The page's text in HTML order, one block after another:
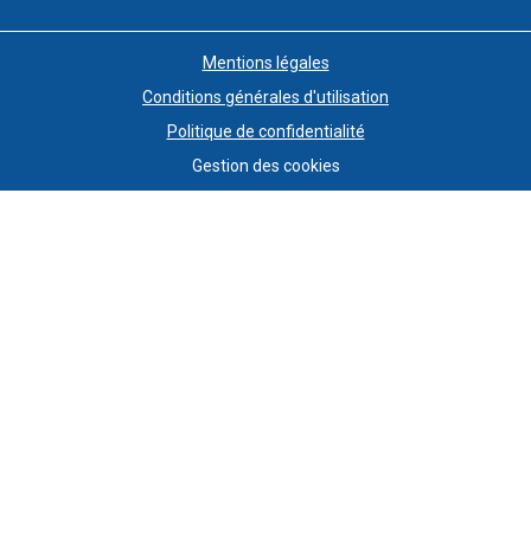
Mentions légales
Conditions générales d'utilisation
Politique de confidentialité
Gestion des cookies